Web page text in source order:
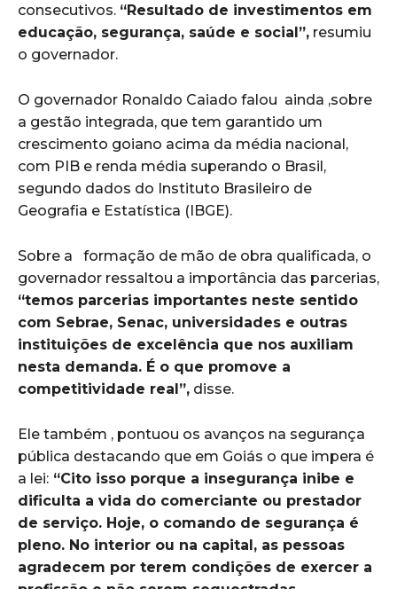
consecutivos. “Resultado de investimentos em
educação, segurança, saúde e social”, resumiu
o governador.
O governador Ronaldo Caiado falou ainda ,sobre
a gestão integrada, que tem garantido um
crescimento goiano acima da média nacional,
com PIB e renda média superando o Brasil,
segundo dados do Instituto Brasileiro de
Geografia e Estatística (IBGE).
Sobre a formação de mão de obra qualificada, o
governador ressaltou a importância das parcerias,
“temos parcerias importantes neste sentido
com Sebrae, Senac, universidades e outras
instituições de excelência que nos auxiliam
nesta demanda. É o que promove a
competitividade real”, disse.
Ele também , pontuou os avanços na segurança
pública destacando que em Goiás o que impera é
a lei: “Cito isso porque a insegurança inibe e
dificulta a vida do comerciante ou prestador
de serviço. Hoje, o comando de segurança é
pleno. No interior ou na capital, as pessoas
agradecem por terem condições de exercer a